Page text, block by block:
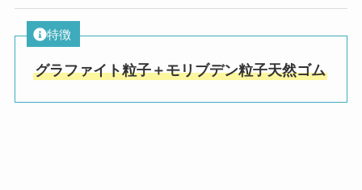
特徴
グラファイト粒子＋モリブデン粒子天然ゴム